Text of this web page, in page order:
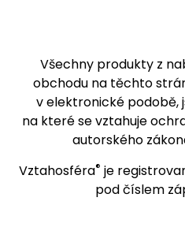
Všechny produkty z
obchodu na těchto
v elektronické podobě,
na které se vztahuje
autorského
Vztahosféra® je
pod číslem